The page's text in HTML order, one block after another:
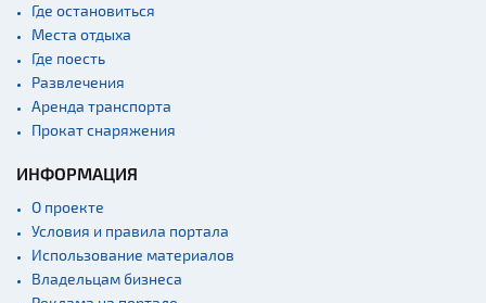
Где остановиться
Места отдыха
Где поесть
Развлечения
Аренда транспорта
Прокат снаряжения
ИНФОРМАЦИЯ
О проекте
Условия и правила портала
Использование материалов
Владельцам бизнеса